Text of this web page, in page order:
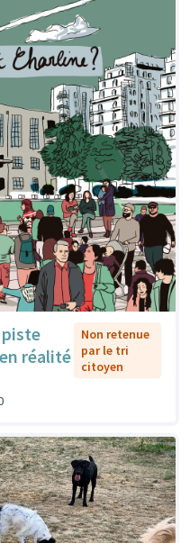
piste
réalité
Non retenue
par le tri
citoyen